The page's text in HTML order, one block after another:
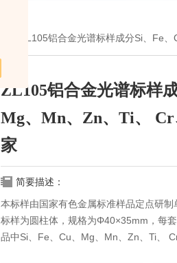
> ZL105铝合金光谱标样成分Si、Fe、Cu、Mg、
ZL105铝合金光谱标样
Mg、Mn、Zn、Ti、 Cr
家
简要描述：
本标样由国家有色金属标准样品定点研
标样为圆柱体，规格为Φ40×35mm，每
品中Si、Fe、Cu、Mg、Mn、Zn、Ti、